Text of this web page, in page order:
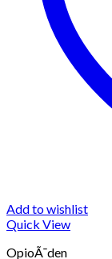
Add to wishlist
Quick View
OpioÃ¯den